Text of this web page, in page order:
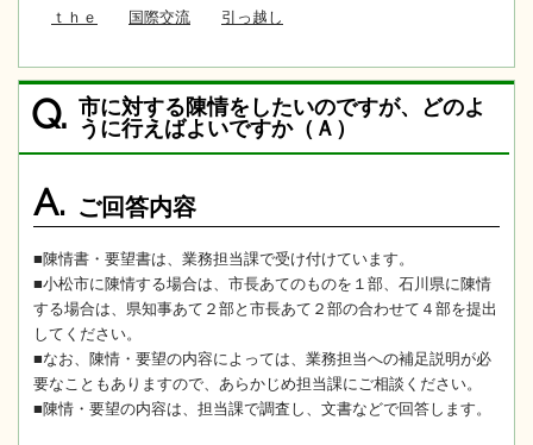
ｔｈｅ
国際交流 引っ越し
Q. 市に対する陳情をしたいのですが、どのよ
うに行えばよいですか（Ａ）
A. ご回答内容
■陳情書・要望書は、業務担当課で受け付けています。
■小松市に陳情する場合は、市長あてのものを１部、石川県に陳情
する場合は、県知事あて２部と市長あて２部の合わせて４部を提出
してください。
■なお、陳情・要望の内容によっては、業務担当への補足説明が必
要なこともありますので、あらかじめ担当課にご相談ください。
■陳情・要望の内容は、担当課で調査し、文書などで回答します。